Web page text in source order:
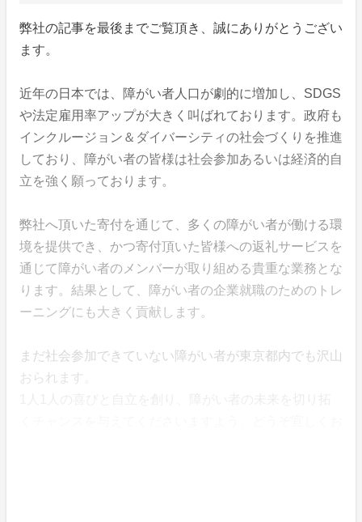
弊社の記事を最後までご覧頂き、誠にありがとうござい
ます。
近年の日本では、障がい者人口が劇的に増加し、SDGS
や法定雇用率アップが大きく叫ばれております。政府も
インクルージョン＆ダイバーシティの社会づくりを推進
しており、障がい者の皆様は社会参加あるいは経済的自
立を強く願っております。
弊社へ頂いた寄付を通じて、多くの障がい者が働ける環
境を提供でき、かつ寄付頂いた皆様への返礼サービスを
通じて障がい者のメンバーが取り組める貴重な業務とな
ります。結果として、障がい者の企業就職のためのトレ
ーニングにも大きく貢献します。
まだ社会参加できていない障がい者が東京都内でも沢山
おられます。